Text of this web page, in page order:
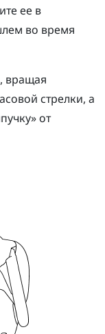
ее в
во время
вращая
стрелки, а
от